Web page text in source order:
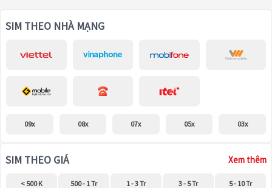
SIM THEO NHÀ MẠNG
09x 08x 07x 05x 03x
SIM THEO GIÁ Xem thêm
< 500 K 500 - 1 Tr 1 - 3 Tr 3 - 5 Tr 5 - 10 Tr